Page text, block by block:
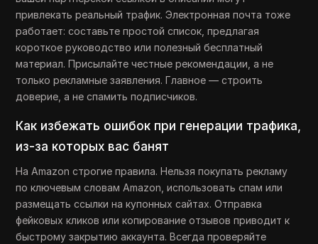
привлекать реальный трафик. Электронная почта тоже
работает: составьте простой список, предлагая
короткое руководство или полезный бесплатный
материал. Присылайте честные рекомендации, а не
только рекламные заявления. Главное — строить
доверие, а не спамить подписчиков.
Как избежать ошибок при генерации трафика,
из-за которых вас банят
На Amazon строгие правила. Нельзя покупать рекламу
по ключевым словам Amazon, использовать спам или
размещать ссылки на купонных сайтах. Отправка
фейковых кликов или копирование отзывов приводит к
быстрому закрытию аккаунта. Всегда проверяйте